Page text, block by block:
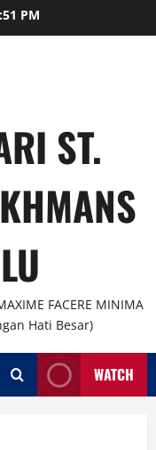
PM
ST.
FACERE MINIMA
Hati Besar)
WATCH